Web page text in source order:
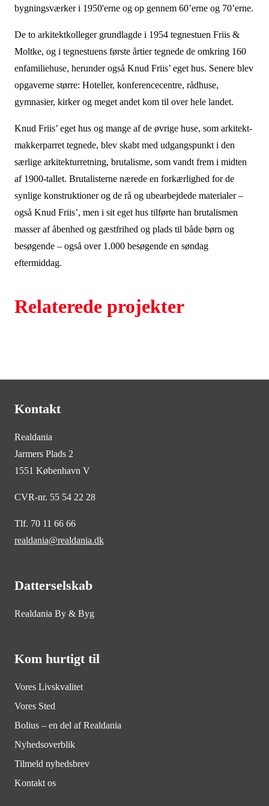
bygningsværker i 1950'erne og op gennem 60’erne og 70’erne.
De to arkitektkolleger grundlagde i 1954 tegnestuen Friis &
Moltke, og i tegnestuens første årtier tegnede de omkring 160
enfamiliehuse, herunder også Knud Friis’ eget hus. Senere blev
opgaverne større: Hoteller, konferencecentre, rådhuse,
gymnasier, kirker og meget andet kom til over hele landet.
Knud Friis’ eget hus og mange af de øvrige huse, som arkitekt-
makkerparret tegnede, blev skabt med udgangspunkt i den
særlige arkitekturretning, brutalisme, som vandt frem i midten
af 1900-tallet. Brutalisterne nærede en forkærlighed for de
synlige konstruktioner og de rå og ubearbejdede materialer –
også Knud Friis’, men i sit eget hus tilførte han brutalismen
masser af åbenhed og gæstfrihed og plads til både børn og
besøgende – også over 1.000 besøgende en søndag
eftermiddag.
Relaterede projekter
Kontakt
Realdania
Jarmers Plads 2
1551 København V
CVR-nr. 55 54 22 28
Tlf. 70 11 66 66
realdania@realdania.dk
Datterselskab
Realdania By & Byg
Kom hurtigt til
Vores Livskvalitet
Vores Sted
Bolius – en del af Realdania
Nyhedsoverblik
Tilmeld nyhedsbrev
Kontakt os